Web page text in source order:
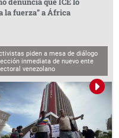
la fuerza” a África
piden a mesa de diálogo
inmediata de nuevo ente
venezolano